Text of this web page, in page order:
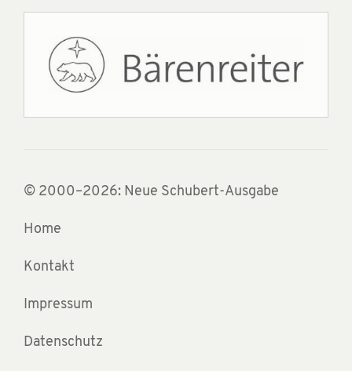
© 2000–2026: Neue Schubert-Ausgabe
Home
Kontakt
Impressum
Datenschutz